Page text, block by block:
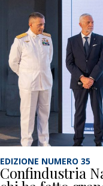
EDIZIONE NUMERO 35
Confindustria